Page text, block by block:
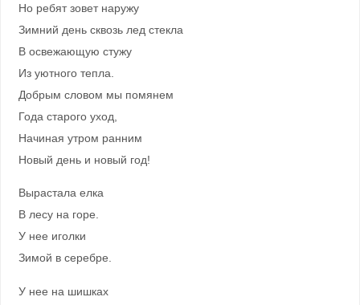
Но ребят зовет наружу
Зимний день сквозь лед стекла
В освежающую стужу
Из уютного тепла.
Добрым словом мы помянем
Года старого уход,
Начиная утром ранним
Новый день и новый год!
Вырастала елка
В лесу на горе.
У нее иголки
Зимой в серебре.
У нее на шишках